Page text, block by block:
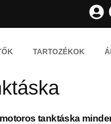
TARTOZÉKOK
tanktáska